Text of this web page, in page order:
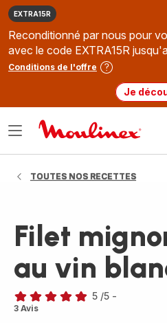
EXTRA15R
Reconditionné par nous pour
avec le code EXTRA15R
Conditions de l'offre
Je
Ouvrir
TOUTES NOS RECETTES
Filet
au vin
Avis
5 /5 -
3 Avis